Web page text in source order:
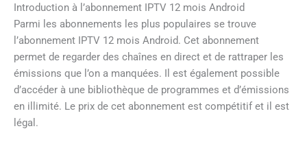
Introduction à l’abonnement IPTV 12 mois Android
Parmi les abonnements les plus populaires se trouve
l’abonnement IPTV 12 mois Android. Cet abonnement
permet de regarder des chaînes en direct et de rattraper les
émissions que l’on a manquées. Il est également possible
d’accéder à une bibliothèque de programmes et d’émissions
en illimité. Le prix de cet abonnement est compétitif et il est
légal.